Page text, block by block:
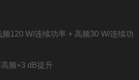
120 W/连续功率 + 高频30 W/连续功
频+3 dB提升